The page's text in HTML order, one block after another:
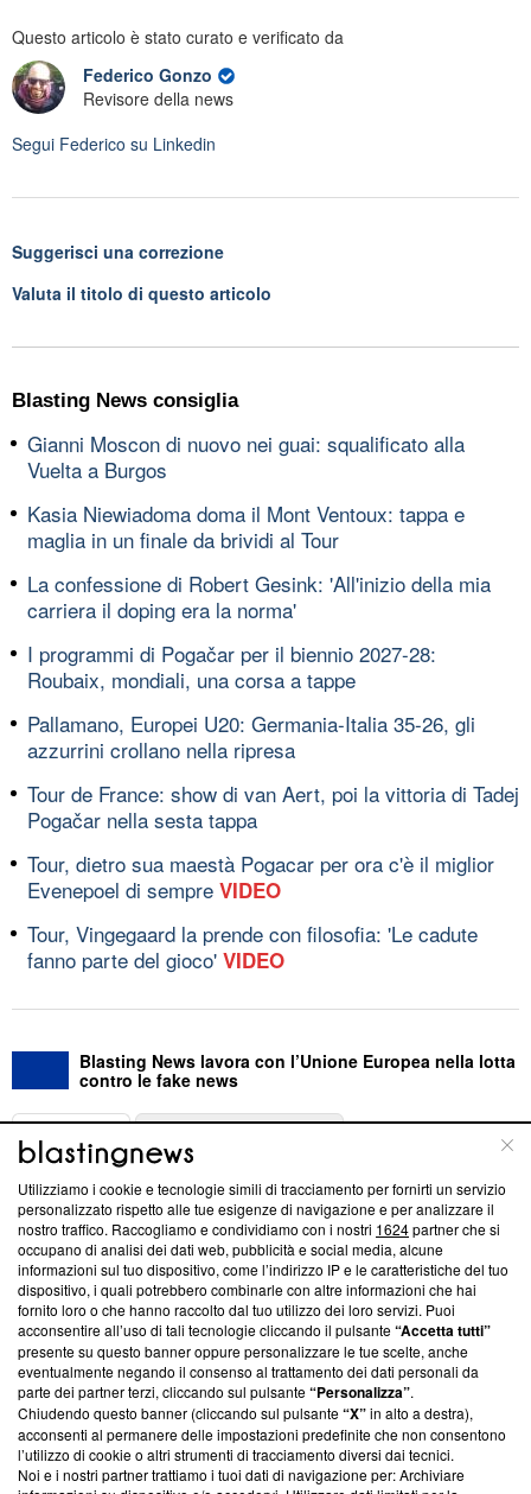
Questo articolo è stato curato e verificato da
Federico Gonzo
Revisore della news
Segui Federico su Linkedin
Suggerisci una correzione
Valuta il titolo di questo articolo
Blasting News consiglia
Gianni Moscon di nuovo nei guai: squalificato alla
Vuelta a Burgos
Kasia Niewiadoma doma il Mont Ventoux: tappa e
maglia in un finale da brividi al Tour
La confessione di Robert Gesink: 'All'inizio della mia
carriera il doping era la norma'
I programmi di Pogačar per il biennio 2027-28:
Roubaix, mondiali, una corsa a tappe
Pallamano, Europei U20: Germania-Italia 35-26, gli
azzurrini crollano nella ripresa
Tour de France: show di van Aert, poi la vittoria di Tadej
Pogačar nella sesta tappa
Tour, dietro sua maestà Pogacar per ora c'è il miglior
Evenepoel di sempre VIDEO
Tour, Vingegaard la prende con filosofia: 'Le cadute
fanno parte del gioco' VIDEO
Blasting News lavora con l’Unione Europea nella lotta
contro le fake news
ABOUT
Questa sezione offre informazioni trasparenti su Blasting
News, sui nostri processi editoriali e su come ci impegniamo a
creare news di qualità. Inoltre, afferma la nostra aderenza a
‘Trust Project - News with Integrity’Blasting News non è
ancora membro del programma, ma ha richiesto di farne
parte; Trust Project non ha ancora effettuato una verifica di
conformità agli standard.
Su di noi
Team editoriale
Corporate
Utilizziamo i cookie e tecnologie simili di tracciamento per fornirti un servizio
personalizzato rispetto alle tue esigenze di navigazione e per analizzare il
nostro traffico. Raccogliamo e condividiamo con i nostri 1624partner che si
occupano di analisi dei dati web, pubblicità e social media, alcune
informazioni sul tuo dispositivo, come l’indirizzo IP e le caratteristiche del tuo
dispositivo, i quali potrebbero combinarle con altre informazioni che hai
fornito loro o che hanno raccolto dal tuo utilizzo dei loro servizi. Puoi
acconsentire all’uso di tali tecnologie cliccando il pulsante“Accetta tutti”
presente su questo banner oppure personalizzare le tue scelte, anche
eventualmente negando il consenso al trattamento dei dati personali da
parte dei partner terzi, cliccando sul pulsante“Personalizza”.
Chiudendo questo banner (cliccando sul pulsante“X”in alto a destra),
acconsenti al permanere delle impostazioni predefinite che non consentono
l’utilizzo di cookie o altri strumenti di tracciamento diversi dai tecnici.
Noi e i nostri partner trattiamo i tuoi dati di navigazione per: Archiviare